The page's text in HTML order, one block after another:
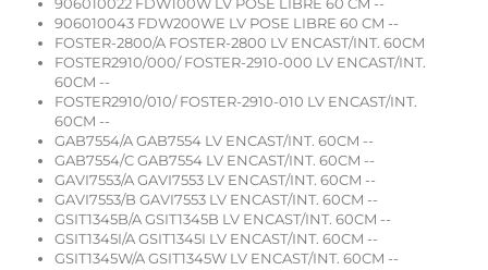
906010022 FDW100W LV POSE LIBRE 60 CM --
906010043 FDW200WE LV POSE LIBRE 60 CM --
FOSTER-2800/A FOSTER-2800 LV ENCAST/INT. 60CM
FOSTER2910/000/ FOSTER-2910-000 LV ENCAST/INT.
60CM --
FOSTER2910/010/ FOSTER-2910-010 LV ENCAST/INT.
60CM --
GAB7554/A GAB7554 LV ENCAST/INT. 60CM --
GAB7554/C GAB7554 LV ENCAST/INT. 60CM --
GAVI7553/A GAVI7553 LV ENCAST/INT. 60CM --
GAVI7553/B GAVI7553 LV ENCAST/INT. 60CM --
GSIT1345B/A GSIT1345B LV ENCAST/INT. 60CM --
GSIT1345I/A GSIT1345I LV ENCAST/INT. 60CM --
GSIT1345W/A GSIT1345W LV ENCAST/INT. 60CM --